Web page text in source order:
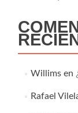
Willimsen
Rafael